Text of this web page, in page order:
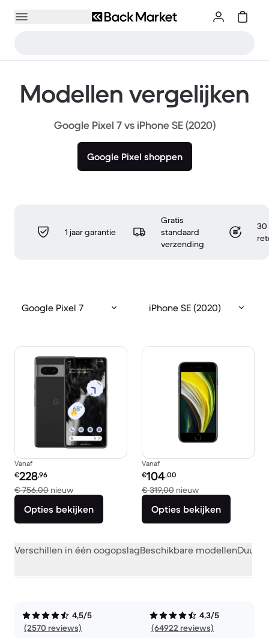
Modellen vergelijken
Google Pixel 7 vs iPhone SE (2020)
Google Pixel shoppen
1 jaar garantie
Gratis
standaard
verzending
30
Google Pixel 7 iPhone SE (2020)
Vanaf
Refurbished prijs:
€228,96
€ 756,00 nieuwVergeleken met € 756,00 nieuw
Opties bekijken
Vanaf
Refurbished prijs:
€104,00
€ 319,00 nieuwVergeleken met €
Opties bekijken
Verschillen in één oogopslagBeschikbare modellen
4,5/5
(2570 reviews)
4,3/5
(64922 reviews)